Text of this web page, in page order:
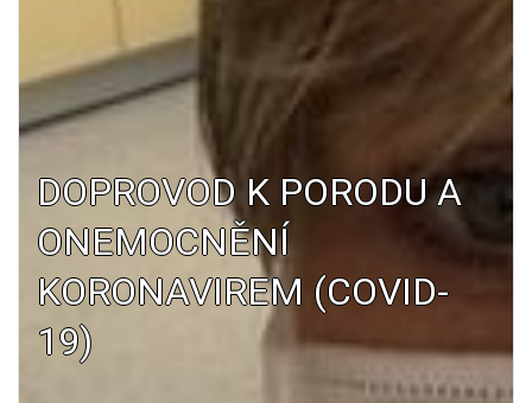
DOPROVOD K PORODU A
ONEMOCNĚNÍ
KORONAVIREM (COVID-
19)